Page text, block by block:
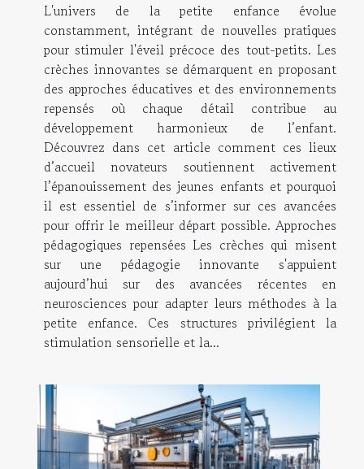
L'univers de la petite enfance évolue
constamment, intégrant de nouvelles pratiques
pour stimuler l'éveil précoce des tout-petits. Les
crèches innovantes se démarquent en proposant
des approches éducatives et des environnements
repensés où chaque détail contribue au
développement harmonieux de l’enfant.
Découvrez dans cet article comment ces lieux
d’accueil novateurs soutiennent activement
l’épanouissement des jeunes enfants et pourquoi
il est essentiel de s’informer sur ces avancées
pour offrir le meilleur départ possible. Approches
pédagogiques repensées Les crèches qui misent
sur une pédagogie innovante s'appuient
aujourd’hui sur des avancées récentes en
neurosciences pour adapter leurs méthodes à la
petite enfance. Ces structures privilégient la
stimulation sensorielle et la...